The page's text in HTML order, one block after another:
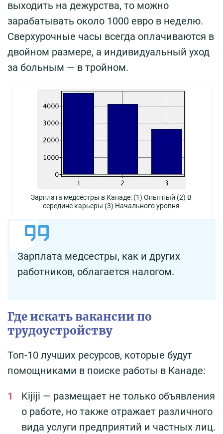
выходить на дежурства, то можно
зарабатывать около 1000 евро в неделю.
Сверхурочные часы всегда оплачиваются в
двойном размере, а индивидуальный уход
за больным — в тройном.
Зарплата медсестры в Канаде: (1) Oпытный (2) В
середине карьеры (3) Начального уровня
Зарплата медсестры, как и других
работников, облагается налогом.
Где искать вакансии по
трудоустройству
Топ-10 лучших ресурсов, которые будут
помощниками в поиске работы в Канаде:
Kijiji — размещает не только объявления
о работе, но также отражает различного
вида услуги предприятий и частных лиц.